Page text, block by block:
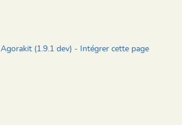
Agorakit (1.9.1 dev) - Intégrer cette page